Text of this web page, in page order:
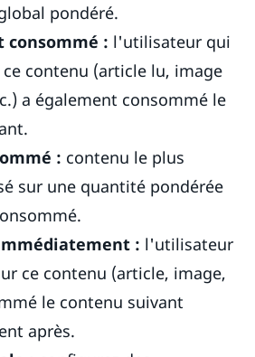
pondéré.
consommé : l'utilisateur qui
contenu (article lu, image
a également consommé le
: contenu le plus
sur une quantité pondérée
: l'utilisateur
ce contenu (article, image,
le contenu suivant
après.